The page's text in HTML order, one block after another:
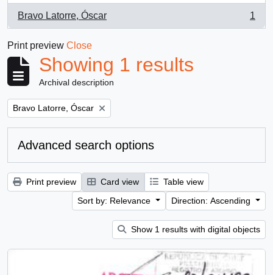
Bravo Latorre, Óscar
, 1 results
1
Print preview Close
Showing 1 results
Archival description
Remove filter:
Bravo Latorre, Óscar
Advanced search options
Print preview Card view
Table view
Sort by: Relevance
Direction: Ascending
Show 1 results with digital objects